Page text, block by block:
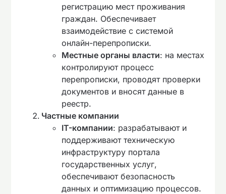
регистрацию мест проживания
граждан. Обеспечивает
взаимодействие с системой
онлайн-перепрописки.
Местные органы власти: на местах
контролируют процесс
перепрописки, проводят проверки
документов и вносят данные в
реестр.
Частные компании
IT-компании: разрабатывают и
поддерживают техническую
инфраструктуру портала
государственных услуг,
обеспечивают безопасность
данных и оптимизацию процессов.